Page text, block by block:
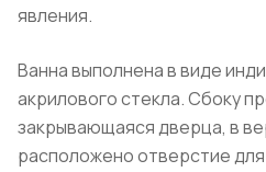
явления.
Ванна выполнена в виде
акрилового стекла. Сбоку
закрывающаяся дверца, в
расположено отверстие